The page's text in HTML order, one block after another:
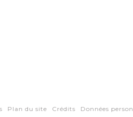
Plan du site Crédits Données